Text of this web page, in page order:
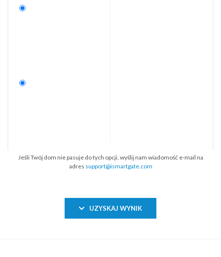
Jeśli Twój dom nie pasuje do tych opcji, wyślij nam wiadomość e-mail na
adres support@ismartgate.com
UZYSKAJ WYNIK